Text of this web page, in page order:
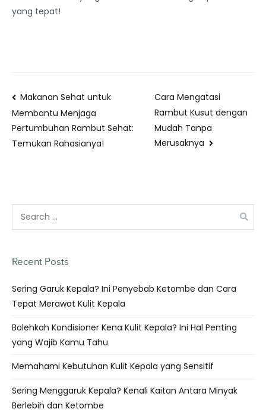
yang tepat!
Makanan Sehat untuk
Membantu Menjaga
Pertumbuhan Rambut Sehat:
Temukan Rahasianya!
Cara Mengatasi
Rambut Kusut dengan
Mudah Tanpa
Merusaknya
Recent Posts
Sering Garuk Kepala? Ini Penyebab Ketombe dan Cara
Tepat Merawat Kulit Kepala
Bolehkah Kondisioner Kena Kulit Kepala? Ini Hal Penting
yang Wajib Kamu Tahu
Memahami Kebutuhan Kulit Kepala yang Sensitif
Sering Menggaruk Kepala? Kenali Kaitan Antara Minyak
Berlebih dan Ketombe